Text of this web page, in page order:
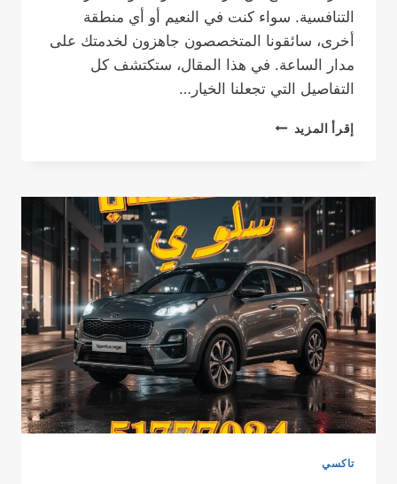
التنافسية. سواء كنت في النعيم أو أي منطقة
أخرى، سائقونا المتخصصون جاهزون لخدمتك على
مدار الساعة. في هذا المقال، ستكتشف كل
التفاصيل التي تجعلنا الخيار…
إقرأ المزيد تاكسي
24
ساعة
آمنة
ورخيصة
مع
تاكسي
الخيران
–
اتصل
الآن
51777024
تاكسي